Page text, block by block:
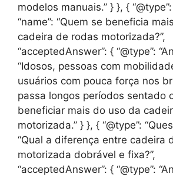
modelos manuais.” } }, { “@type”:
“name”: “Quem se beneficia
cadeira de rodas motorizada?”,
“acceptedAnswer”: { “@type”:
“Idosos, pessoas com
usuários com pouca força nos
passa longos períodos sentado
beneficiar mais do uso da
motorizada.” } }, { “@type”:
“Qual a diferença entre cadeira
motorizada dobrável e fixa?”,
“acceptedAnswer”: { “@type”: